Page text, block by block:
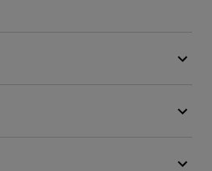
sjedišta i naslona sprečava